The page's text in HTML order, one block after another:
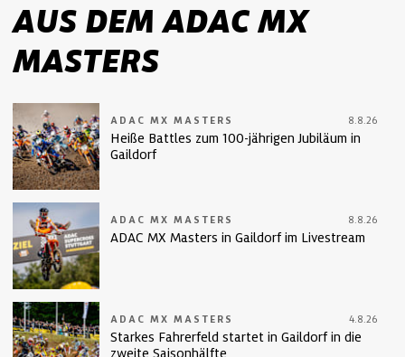
AUS DEM ADAC MX
MASTERS
ADAC MX MASTERS 8.8.26
Heiße Battles zum 100-jährigen Jubiläum in
Gaildorf
ADAC MX MASTERS 8.8.26
ADAC MX Masters in Gaildorf im Livestream
ADAC MX MASTERS 4.8.26
Starkes Fahrerfeld startet in Gaildorf in die
zweite Saisonhälfte